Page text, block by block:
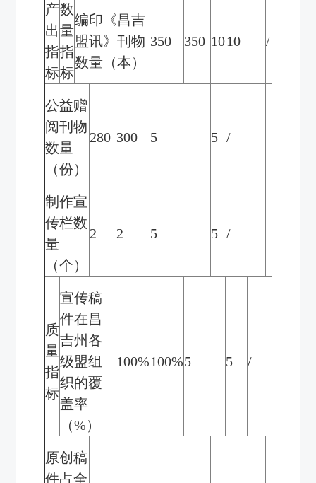
产
出
指
标
数
量
指
标
编印《昌吉
盟讯》刊物
数量（本）
350 350 1010 /
公益赠
阅刊物
数量
（份）
280 300 5 5 /
制作宣
传栏数
量
（个）
2 2 5 5 /
质
量
指
标
宣传稿
件在昌
吉州各
级盟组
织的覆
盖率
（%）
100%100%5 5 /
原创稿
件占全